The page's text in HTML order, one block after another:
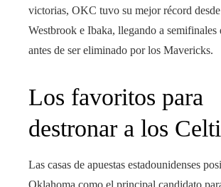
victorias, OKC tuvo su mejor récord
Westbrook e Ibaka, llegando a semifinales
antes de ser eliminado por los Mavericks.
Los favoritos para
destronar a los
Las casas de apuestas estadounidenses
Oklahoma como el principal candidato